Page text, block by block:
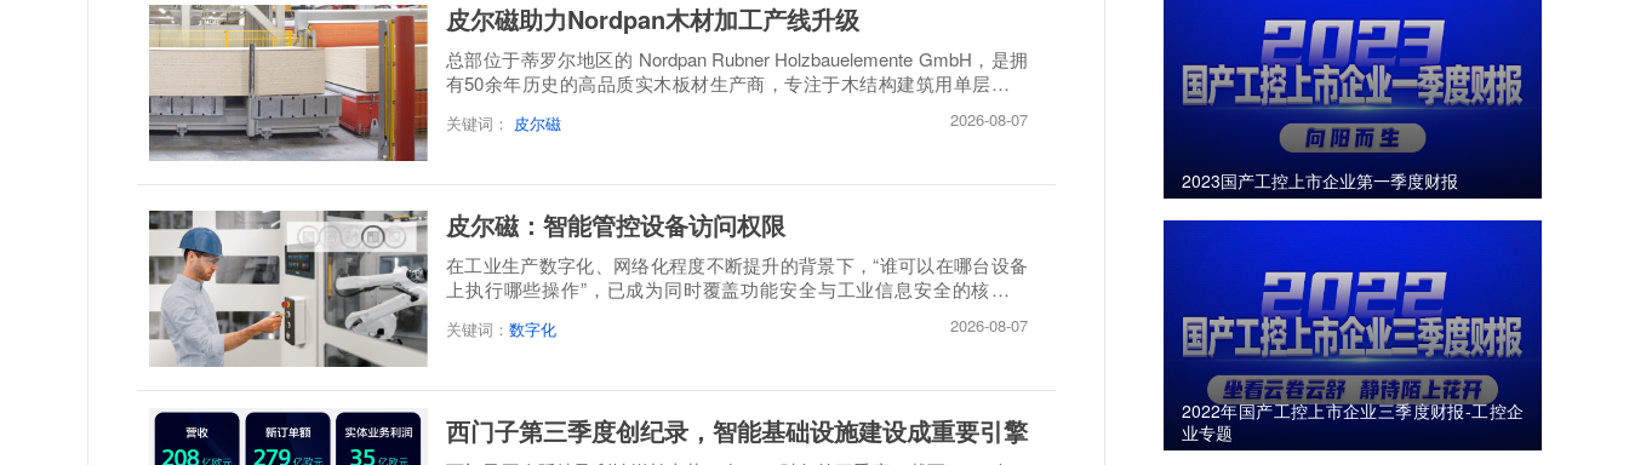
皮尔磁助力Nordpan木材加工产线升级
总部位于蒂罗尔地区的 Nordpan Rubner Holzbauelemente GmbH，是拥
有50余年历史的高品质实木板材生产商，专注于木结构建筑用单层、多
关键词： 皮尔磁 2026-08-07
皮尔磁：智能管控设备访问权限
在工业生产数字化、网络化程度不断提升的背景下，“谁可以在哪台设备
上执行哪些操作”，已成为同时覆盖功能安全与工业信息安全的核心问
关键词： 数字化 2026-08-07
西门子第三季度创纪录，智能基础设施建设成重要引擎
2023国产工控上市企业第一季度财报
2022年国产工控上市企业三季度财报-工控企
业专题